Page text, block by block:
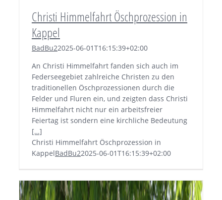
Christi Himmelfahrt Öschprozession in
Kappel
BadBu22025-06-01T16:15:39+02:00
An Christi Himmelfahrt fanden sich auch im
Federseegebiet zahlreiche Christen zu den
traditionellen Öschprozessionen durch die
Felder und Fluren ein, und zeigten dass Christi
Himmelfahrt nicht nur ein arbeitsfreier
Feiertag ist sondern eine kirchliche Bedeutung
[…]
Christi Himmelfahrt Öschprozession in
KappelBadBu22025-06-01T16:15:39+02:00